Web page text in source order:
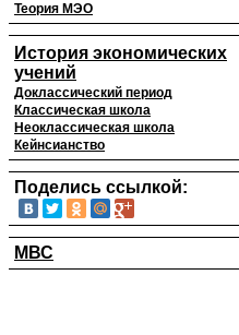
Теория МЭО
История экономических
учений
Доклассический период
Классическая школа
Неоклассическая школа
Кейнсианство
Поделись ссылкой:
МВС